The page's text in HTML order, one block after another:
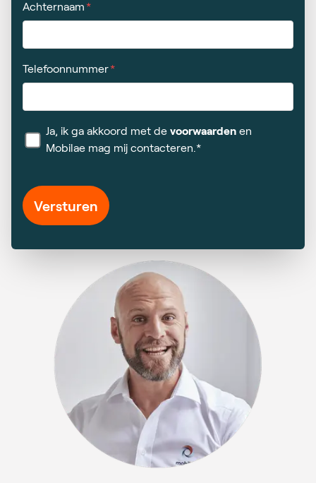
Achternaam
Telefoonnummer
Ja, ik ga akkoord met de voorwaarden en
Mobilae mag mij contacteren.*
Versturen